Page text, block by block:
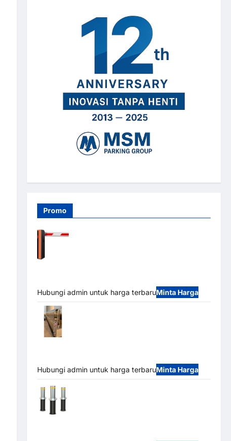
Promo
Hubungi admin untuk harga terbaruMinta Harga
Hubungi admin untuk harga terbaruMinta Harga